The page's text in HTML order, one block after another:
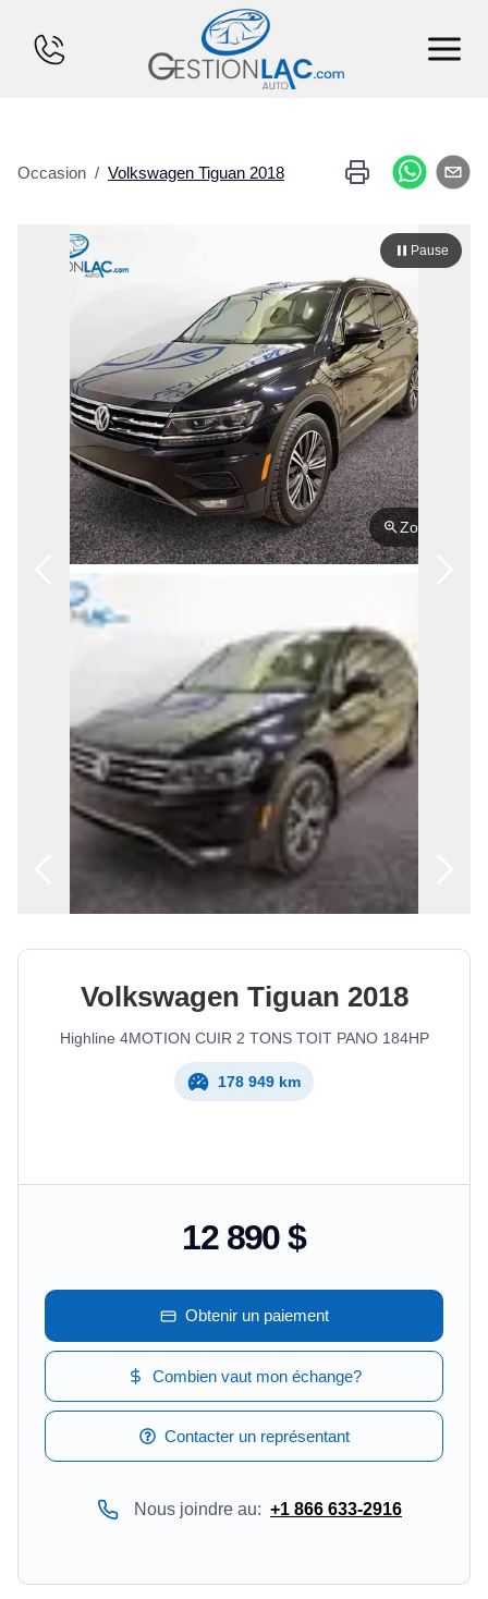
VENDS TON CHAR
CALCULATEUR
SERVICES
CONTACT
ENGLISH
Occasion / Volkswagen Tiguan 2018
Pause
Zoom
Volkswagen Tiguan 2018
Highline 4MOTION CUIR 2 TONS TOIT PANO 184HP
178 949 km
12 890 $
Obtenir un paiement
Combien vaut mon échange?
Contacter un représentant
Nous joindre au: +1 866 633-2916